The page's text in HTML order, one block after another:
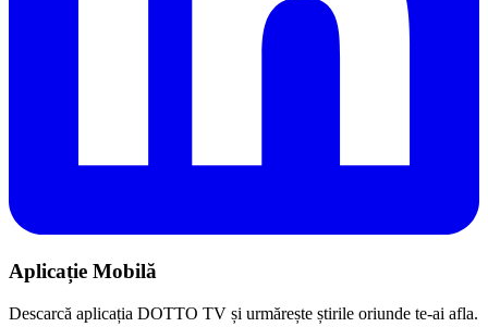
Aplicație Mobilă
Descarcă aplicația DOTTO TV și urmărește știrile oriunde te-ai afla.